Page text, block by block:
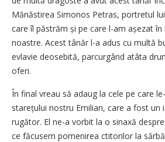
Mănăstirea Simonos Petras, portretul
care îl păstrăm și pe care l-am așezat
noastre. Acest tânăr l-a adus cu multă
evlavie deosebită, parcurgând atâta
oferi.
În final vreau să adaug la cele pe care
stare­țului nostru Emilian, care a fost un
rugător. El ne-a vorbit la o sinaxă
ce făcusem pomenirea ctitorilor la